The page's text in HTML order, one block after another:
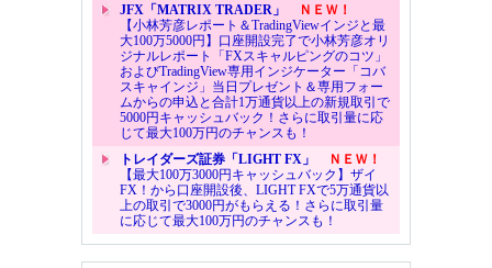
JFX「MATRIX TRADER」
ＮＥＷ！
【小林芳彦レポート＆TradingViewインジと最
大100万5000円】口座開設完了で小林芳彦オリ
ジナルレポート「FXスキャルピングのコツ」
およびTradingView専用インジケーター「コバ
スキャインジ」当日プレゼント＆専用フォー
ムからの申込と合計1万通貨以上の新規取引で
5000円キャッシュバック！さらに取引量に応
じて最大100万円のチャンスも！
トレイダーズ証券「LIGHT FX」
ＮＥＷ！
【最大100万3000円キャッシュバック】ザイ
FX！から口座開設後、LIGHT FXで5万通貨以
上の取引で3000円がもらえる！さらに取引量
に応じて最大100万円のチャンスも！